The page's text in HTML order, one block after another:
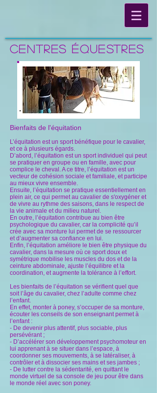
Centres équestres
Bienfaits de l'équitation
L’équitation est un sport bénéfique pour le cavalier,
et ce à plusieurs égards.
D’abord, l’équitation est un sport individuel qui peut
se pratiquer en groupe ou en famille, avec pour
complice le cheval. A ce titre, l’équitation est un
vecteur de cohésion sociale et familiale, et participe
au mieux vivre ensemble.
Ensuite, l’équitation se pratique essentiellement en
plein air, ce qui permet au cavalier de s'oxygéner et
de vivre au rythme des saisons, dans le respect de
la vie animale et du milieu naturel.
En outre, l’équitation contribue au bien être
psychologique du cavalier, car la complicité qu’il
crée avec sa monture lui permet de se ressourcer
et d’augmenter sa confiance en lui.
Enfin, l’équitation améliore le bien être physique du
cavalier, dans la mesure où ce sport doux et
symétrique mobilise les muscles du dos et de la
ceinture abdominale, ajuste l’équilibre et la
coordination, et augmente la tolérance à l’effort.
Les bienfaits de l’équitation se vérifient quel que
soit l’âge du cavalier, chez l’adulte comme chez
l’enfant.
En effet, monter à poney, s’occuper de sa monture,
écouter les conseils de son enseignant permet à
l’enfant :
- De devenir plus attentif, plus sociable, plus
persévérant ;
- D’accélérer son développement psychomoteur en
lui apprenant à se situer dans l’espace, à
coordonner ses mouvements, à se latéraliser, à
contrôler et à dissocier ses mains et ses jambes ;
- De lutter contre la sédentarité, en quittant le
monde virtuel de sa console de jeu pour être dans
le monde réel avec son poney.